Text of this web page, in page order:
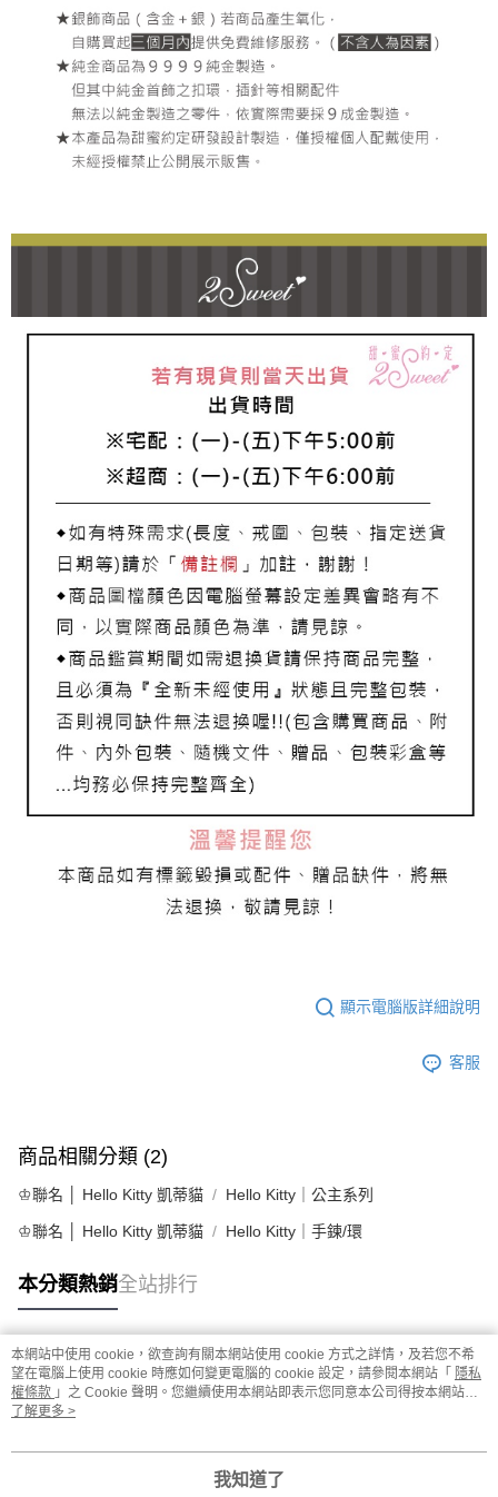
顯示電腦版詳細說明
客服
商品相關分類 (2)
♔聯名 │ Hello Kitty 凱蒂貓 Hello Kitty｜公主系列
♔聯名 │ Hello Kitty 凱蒂貓 Hello Kitty｜手鍊/環
本分類熱銷全站排行
熱門標籤
本網站中使用 cookie，欲查詢有關本網站使用 cookie 方式之詳情，及若您不希
望在電腦上使用 cookie 時應如何變更電腦的 cookie 設定，請參閱本網站「 隱私
權條款 」之 Cookie 聲明。您繼續使用本網站即表示您同意本公司得按本網站使
用條款之 Cookie 聲明使用 cookie。
了解更多 >
我知道了